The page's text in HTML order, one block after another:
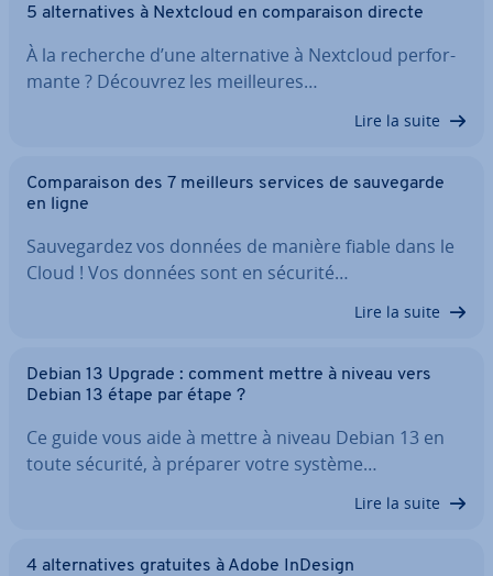
5 al­ter­na­tives à Nextcloud en com­pa­rai­son directe
À la recherche d’une al­ter­na­tive à Nextcloud per­for­
mante ? Découvrez les meil­leures…
Lire la suite
Com­pa­rai­son des 7 meilleurs services de sau­ve­garde
en ligne
Sau­ve­gar­dez vos données de manière fiable dans le
Cloud ! Vos données sont en sécurité…
Lire la suite
Debian 13 Upgrade : comment mettre à niveau vers
Debian 13 étape par étape ?
Ce guide vous aide à mettre à niveau Debian 13 en
toute sécurité, à préparer votre système…
Lire la suite
4 al­ter­na­tives gratuites à Adobe InDesign